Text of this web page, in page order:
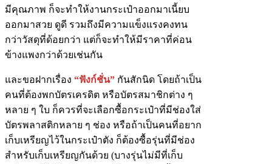
มีคุณภาพ ก็จะทำให้งานกระเป๋าออกมาเนี้ยบ
ออกมาสวย ดูดี รวมถึงมีความแข็งแรงคงทน
กว่าวัสดุที่ด้อยกว่า แต่ก็จะทำให้มีราคาที่ค่อน
ข้างแพงกว่าด้วยเช่นกัน
และขอฝากเรื่อง “ฟังก์ชั่น” กันสักนิด โดยถ้าเป็น
คนที่ต้องพกบัตรเครดิต หรือบัตรสมาชิกต่าง ๆ
หลาย ๆ ใบ ก็ควรที่จะเลือกซื้อกระเป๋าที่มีช่องใส่
บัตรพลาสติกหลาย ๆ ช่อง หรือถ้าเป็นคนที่อยาก
เก็บเหรียญไว้ในกระเป๋าตัง ก็ต้องซื้อรุ่นที่มีช่อง
สำหรับเก็บเหรียญกันด้วย (บางรุ่นไม่มีที่เก็บ